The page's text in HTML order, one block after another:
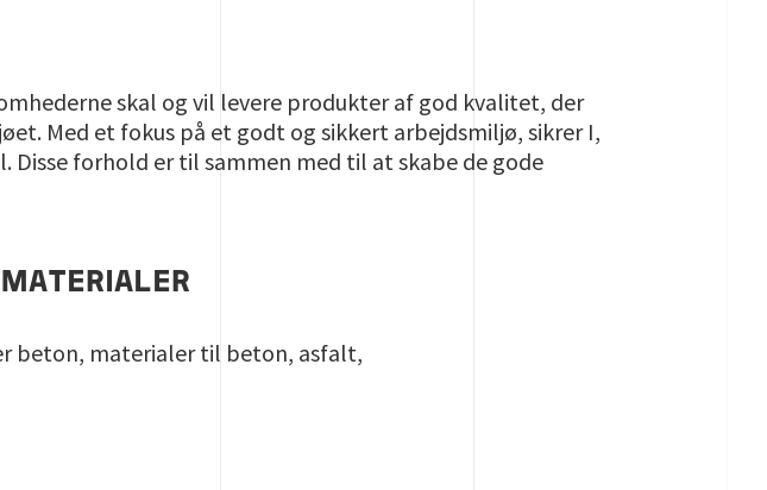
skal og vil levere produkter af god kvalitet, der
Med et fokus på et godt og sikkert arbejdsmiljø, sikrer I,
forhold er til sammen med til at skabe de gode
beton, materialer til beton, asfalt,